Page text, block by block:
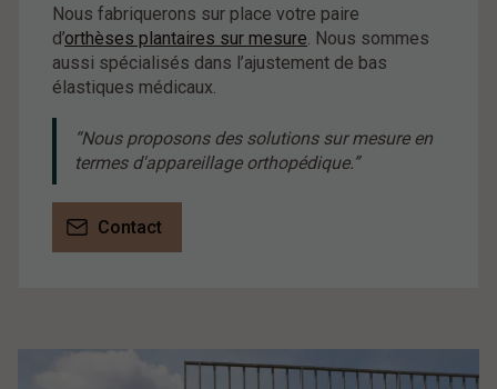
Nous fabriquerons sur place votre paire
d’orthèses plantaires sur mesure . Nous sommes
aussi spécialisés dans l’ajustement de bas
élastiques médicaux.
Nous proposons des solutions sur mesure en
termes d'appareillage orthopédique.
Contact